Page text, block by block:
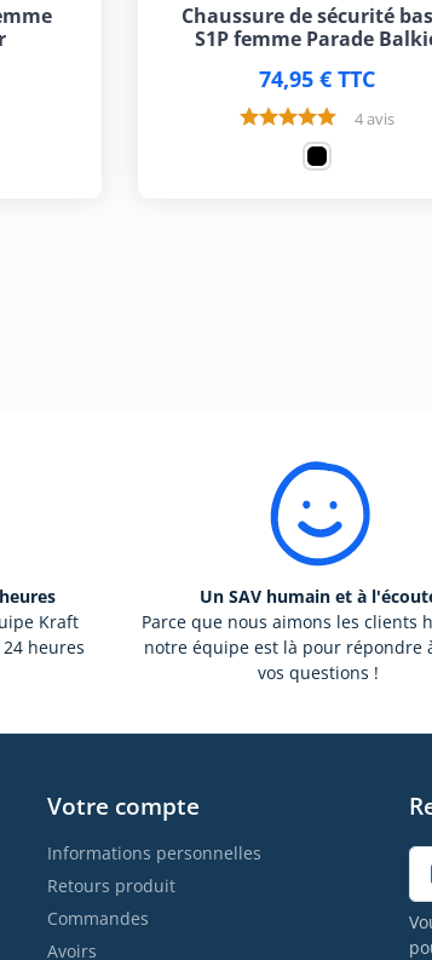
Chaussure de sécurité
S1P femme Parade
74,95 € TTC
4 avis
Kraft
heures
Un SAV humain et à
Parce que nous aimons les clients
notre équipe est là pour répondre
vos questions !
Votre compte
Informations personnelles
Retours produit
Commandes
Avoirs